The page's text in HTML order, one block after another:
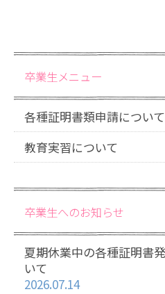
卒業生メニュー
各種証明書類申請について
教育実習について
卒業生へのお知らせ
夏期休業中の各種証明書
いて
2026.07.14